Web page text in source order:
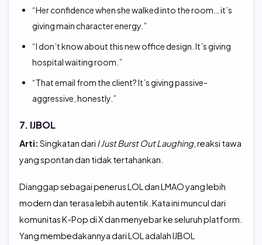
“Her confidence when she walked into the room… it’s
giving main character energy.”
“I don’t know about this new office design. It’s giving
hospital waiting room.”
“That email from the client? It’s giving passive-
aggressive, honestly.”
7. IJBOL
Arti: Singkatan dari I Just Burst Out Laughing, reaksi tawa
yang spontan dan tidak tertahankan.
Dianggap sebagai penerus LOL dan LMAO yang lebih
modern dan terasa lebih autentik. Kata ini muncul dari
komunitas K-Pop di X dan menyebar ke seluruh platform.
Yang membedakannya dari LOL adalah IJBOL